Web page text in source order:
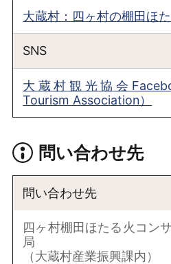
大蔵村：四ヶ村の棚田ほ
SNS
大蔵村観光協会
Tourism Association）
問い合わせ先
問い合わせ先
四ヶ村棚田ほたる火コン
局
（大蔵村産業振興課内）